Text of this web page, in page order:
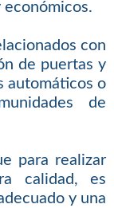
con
de puertas y
automáticos o
de
para realizar
calidad, es
y una